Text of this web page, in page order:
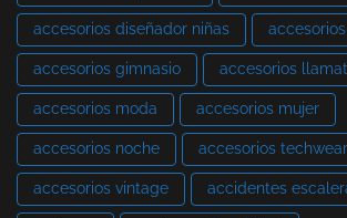
accesorios diseñador niñas
accesorios gimnasio accesorios
accesorios moda accesorios mujer
accesorios noche accesorios techwear
accesorios vintage accidentes